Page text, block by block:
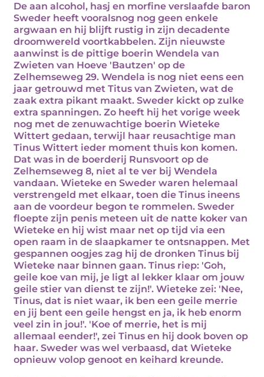
De aan alcohol, hasj en morfine verslaafde baron
Sweder heeft vooralsnog nog geen enkele
argwaan en hij blijft rustig in zijn decadente
droomwereld voortkabbelen. Zijn nieuwste
aanwinst is de pittige boerin Wendela van
Zwieten van Hoeve 'Bautzen' op de
Zelhemseweg 29. Wendela is nog niet eens een
jaar getrouwd met Titus van Zwieten, wat de
zaak extra pikant maakt. Sweder kickt op zulke
extra spanningen. Zo heeft hij het vorige week
nog met de zenuwachtige boerin Wieteke
Wittert gedaan, terwijl haar reusachtige man
Tinus Wittert ieder moment thuis kon komen.
Dat was in de boerderij Runsvoort op de
Zelhemseweg 8, niet al te ver bij Wendela
vandaan. Wieteke en Sweder waren helemaal
verstrengeld met elkaar, toen die Tinus ineens
aan de voordeur begon te rommelen. Sweder
floepte zijn penis meteen uit de natte koker van
Wieteke en hij wist maar net op tijd via een
open raam in de slaapkamer te ontsnappen. Met
gespannen oogjes zag hij de dronken Tinus bij
Wieteke naar binnen gaan. Tinus riep: 'Goh,
geile koe van mij, je ligt al lekker klaar om jouw
geile stier van dienst te zijn!'. Wieteke zei: 'Nee,
Tinus, dat is niet waar, ik ben een geile merrie
en jij bent een geile hengst en ja, ik heb enorm
veel zin in jou!'. 'Koe of merrie, het is mij
allemaal eender!', zei Tinus en hij dook boven op
haar. Sweder was wel verbaasd, dat Wieteke
opnieuw volop genoot en keihard kreunde.